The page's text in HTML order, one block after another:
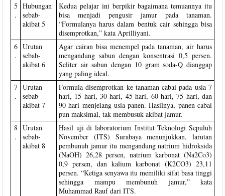
5
.
Hubungan
sebab-
akibat 5
Kedua pelajar ini berpikir bagaimana temuannya itu
bisa menjadi pengusir jamur pada tanaman.
“Formulanya harus dalam bentuk cair sehingga bisa
disemprotkan,” kata Aprilliyani.
6
.
Urutan
sebab-
akibat 6
Agar cairan bisa menempel pada tanaman, air harus
mengandung sabun dengan konsentrasi 0,5 persen.
Seliter air sabun dengan 10 gram soda-Q dianggap
yang paling ideal.
7
.
Urutan
sebab-
akibat 7
Formula disemprotkan ke tanaman cabai pada usia 7
hari, 15 hari, 30 hari, 45 hari, 60 hari, 75 hari, dan
90 hari menjelang usia panen. Hasilnya, panen cabai
pun maksimal, tak membusuk akibat jamur.
8
.
Urutan
sebab-
akibat 8
Hasil uji di laboratorium Institut Teknologi Sepuluh
November (ITS) Surabaya menunjukkan, larutan
pembunuh jamur itu mengandung natrium hidroksida
(NaOH) 26,28 persen, natrium karbonat (Na2Co3)
0,9 persen, dan kalium karbonat (K2CO3) 23,11
persen. “Ketiga senyawa itu memiliki sifat basa tinggi
sehingga mampu membunuh jamur,” kata
Muhammad Rauf dari ITS.